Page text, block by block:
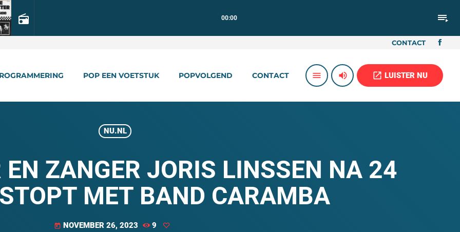
radio 00:00 playlist_play
CONTACT
POP EEN VOETSTUK POPVOLGEND CONTACT menu volume_up open_in_new LUISTER NU
NU.NL
EN ZANGER JORIS LINSSEN NA 24
MET BAND CARAMBA
today NOVEMBER 26, 2023 9